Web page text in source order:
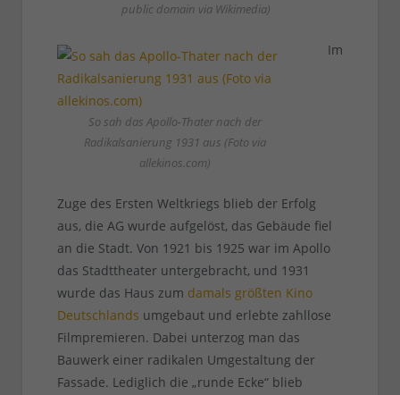
public domain via Wikimedia)
So sah das Apollo-Thater nach der
Radikalsanierung 1931 aus (Foto via
allekinos.com)
Im
Zuge des Ersten Weltkriegs blieb der Erfolg
aus, die AG wurde aufgelöst, das Gebäude fiel
an die Stadt. Von 1921 bis 1925 war im Apollo
das Stadttheater untergebracht, und 1931
wurde das Haus zum damals größten Kino
Deutschlands umgebaut und erlebte zahllose
Filmpremieren. Dabei unterzog man das
Bauwerk einer radikalen Umgestaltung der
Fassade. Lediglich die „runde Ecke“ blieb